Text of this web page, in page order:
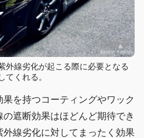
外線劣化が起こる際に必要となる
てくれる。
を持つコーティングやワック
遮断効果はほどんど期待でき
線劣化に対してまったく効果